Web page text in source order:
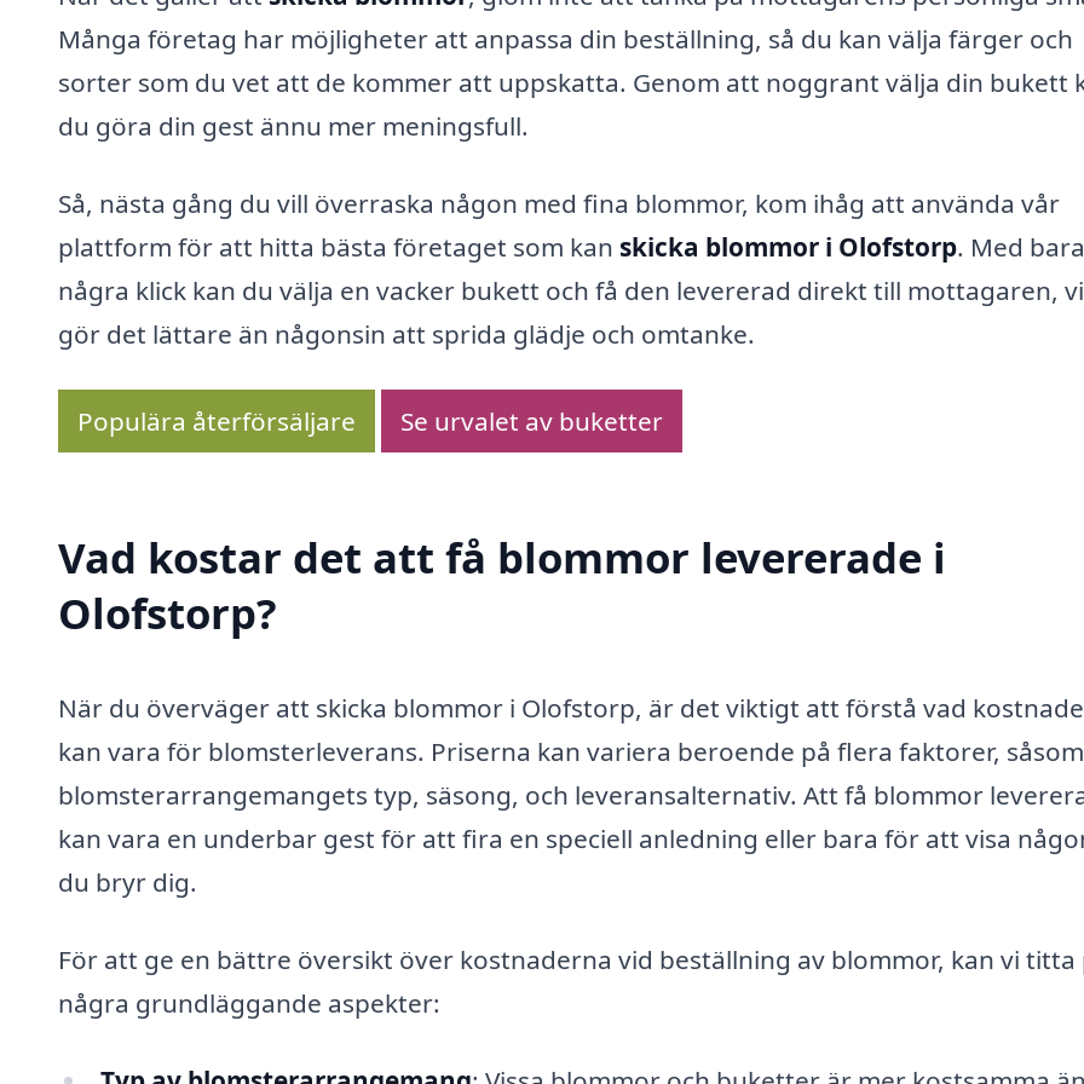
Många företag har möjligheter att anpassa din beställning, så du kan välja färger och
sorter som du vet att de kommer att uppskatta. Genom att noggrant välja din bukett
du göra din gest ännu mer meningsfull.
Så, nästa gång du vill överraska någon med fina blommor, kom ihåg att använda vår
plattform för att hitta bästa företaget som kan skicka blommor i Olofstorp. Med bara
några klick kan du välja en vacker bukett och få den levererad direkt till mottagaren,
gör det lättare än någonsin att sprida glädje och omtanke.
Populära återförsäljare Se urvalet av buketter
Vad kostar det att få blommor levererade i
Olofstorp?
När du överväger att skicka blommor i Olofstorp, är det viktigt att förstå vad
kan vara för blomsterleverans. Priserna kan variera beroende på flera faktorer, såsom
blomsterarrangemangets typ, säsong, och leveransalternativ. Att få blommor
kan vara en underbar gest för att fira en speciell anledning eller bara för att visa
du bryr dig.
För att ge en bättre översikt över kostnaderna vid beställning av blommor, kan vi titta
några grundläggande aspekter: